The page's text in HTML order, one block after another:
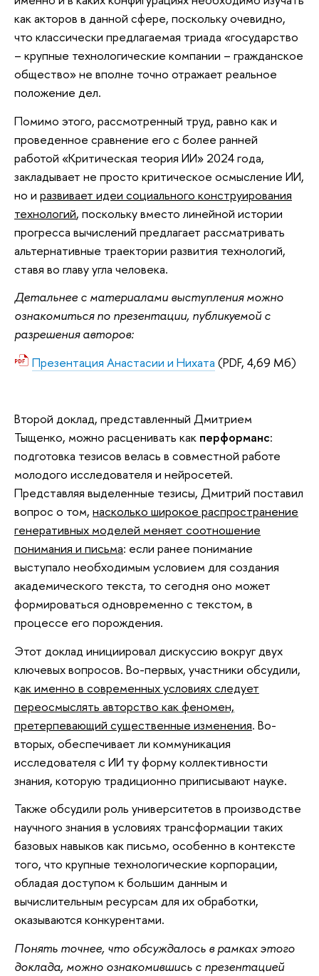
как акторов в данной сфере, поскольку очевидно,
что классически предлагаемая триада «государство
– крупные технологические компании – гражданское
общество» не вполне точно отражает реальное
положение дел.
Помимо этого, рассмотренный труд, равно как и
проведенное сравнение его с более ранней
работой «Критическая теория ИИ» 2024 года,
закладывает не просто критическое осмысление ИИ,
но и развивает идеи социального конструирования
технологий, поскольку вместо линейной истории
прогресса вычислений предлагает рассматривать
альтернативные траектории развития технологий,
ставя во главу угла человека.
Детальнее с материалами выступления можно
ознакомиться по презентации, публикуемой с
разрешения авторов:
Презентация Анастасии и Нихата (PDF, 4,69 Мб)
Второй доклад, представленный Дмитрием
Тыщенко, можно расценивать как перформанс:
подготовка тезисов велась в совместной работе
молодого исследователя и нейросетей.
Представляя выделенные тезисы, Дмитрий поставил
вопрос о том, насколько широкое распространение
генеративных моделей меняет соотношение
понимания и письма: если ранее понимание
выступало необходимым условием для создания
академического текста, то сегодня оно может
формироваться одновременно с текстом, в
процессе его порождения.
Этот доклад инициировал дискуссию вокруг двух
ключевых вопросов. Во-первых, участники обсудили,
как именно в современных условиях следует
переосмыслять авторство как феномен,
претерпевающий существенные изменения. Во-
вторых, обеспечивает ли коммуникация
исследователя с ИИ ту форму коллективности
знания, которую традиционно приписывают науке.
Также обсудили роль университетов в производстве
научного знания в условиях трансформации таких
базовых навыков как письмо, особенно в контексте
того, что крупные технологические корпорации,
обладая доступом к большим данным и
вычислительным ресурсам для их обработки,
оказываются конкурентами.
Понять точнее, что обсуждалось в рамках этого
доклада, можно ознакомившись с презентацией